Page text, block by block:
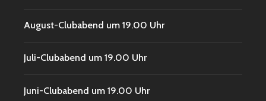
August-Clubabend um 19.00 Uhr
Juli-Clubabend um 19.00 Uhr
Juni-Clubabend um 19.00 Uhr